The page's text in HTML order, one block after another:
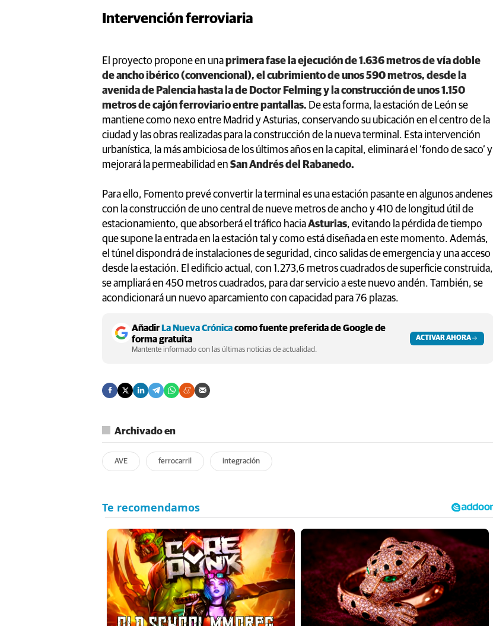
Intervención ferroviaria
El proyecto propone en unaprimera fase la ejecución de 1.636 metros de vía doble
de ancho ibérico (convencional), el cubrimiento de unos 590 metros, desde la
avenida de Palencia hasta la de Doctor Felming y la construcción de unos 1.150
metros de cajón ferroviario entre pantallas. De esta forma, la estación de León se
mantiene como nexo entre Madrid y Asturias, conservando su ubicación en el centro de la
ciudad y las obras realizadas para la construcción de la nueva terminal. Esta intervención
urbanística, la más ambiciosa de los últimos años en la capital, eliminará el ‘fondo de saco’ y
mejorará la permeabilidad en San Andrés del Rabanedo.
Para ello, Fomento prevé convertir la terminal es una estación pasante en algunos andenes
con la construcción de uno central de nueve metros de ancho y 410 de longitud útil de
estacionamiento, que absorberá el tráfico haciaAsturias, evitando la pérdida de tiempo
que supone la entrada en la estación tal y como está diseñada en este momento. Además,
el túnel dispondrá de instalaciones de seguridad, cinco salidas de emergencia y una acceso
desde la estación. El edificio actual, con 1.273,6 metros cuadrados de superficie construida,
se ampliará en 450 metros cuadrados, para dar servicio a este nuevo andén. También, se
acondicionará un nuevo aparcamiento con capacidad para 76 plazas.
AñadirLa Nueva Crónicacomo fuente preferida de Google de
forma gratuita
Mantente informado con las últimas noticias de actualidad.
ACTIVAR AHORA
Archivado en
AVE ferrocarril integración